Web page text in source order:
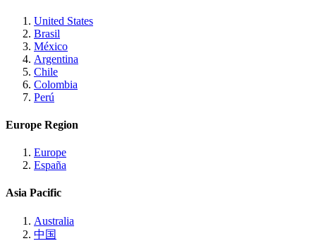
United States
Brasil
México
Argentina
Chile
Colombia
Perú
Europe Region
Europe
España
Asia Pacific
Australia
中国